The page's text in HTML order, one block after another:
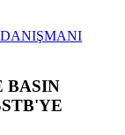
BASIN